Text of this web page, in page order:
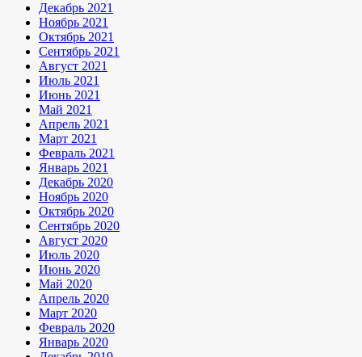
Декабрь 2021
Ноябрь 2021
Октябрь 2021
Сентябрь 2021
Август 2021
Июль 2021
Июнь 2021
Май 2021
Апрель 2021
Март 2021
Февраль 2021
Январь 2021
Декабрь 2020
Ноябрь 2020
Октябрь 2020
Сентябрь 2020
Август 2020
Июль 2020
Июнь 2020
Май 2020
Апрель 2020
Март 2020
Февраль 2020
Январь 2020